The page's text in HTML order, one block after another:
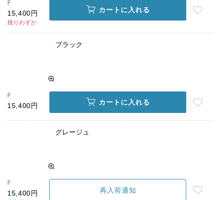
F
15,400円
残りわずか
カートに入れる
ブラック
F
15,400円 カートに入れる
グレージュ
F
15,400円 再入荷通知